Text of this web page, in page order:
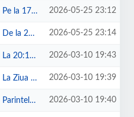
in timpul celo... 2026-05-25 23:12
5. De la 21:04 ... 2026-05-25 23:14
prin municipiu. ... 2026-03-10 19:43
La 10:52, f... 2026-03-10 19:39
Sfânta Biseric... 2026-03-10 19:40